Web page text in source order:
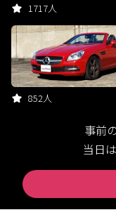
1717人
852人
事前
当日